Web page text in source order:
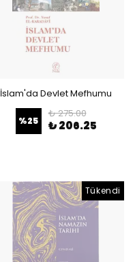
İslam'da Devlet Mefhumu
%25
₺ 275.00
₺ 206.25
Tükendi